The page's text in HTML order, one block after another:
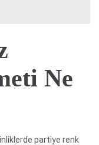
Ne
partiye renk